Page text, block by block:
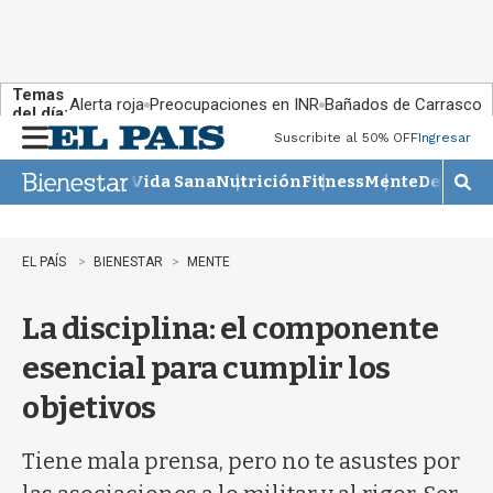
Temas
del día:Alerta roja Preocupaciones en INR Bañados de Carrasco
n
u
Suscribite al 50% OFFIngresar
Vida SanaNutriciónFitnessMente
M
o
EL PAÍS BIENESTAR MENTE
La disciplina: el componente
esencial para cumplir los
objetivos
Tiene mala prensa, pero no te asustes por